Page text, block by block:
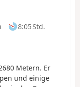
8:05 Std.
Metern. Er
und einige